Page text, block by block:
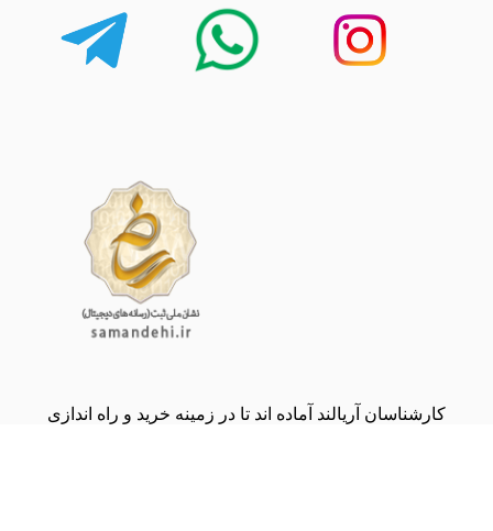
کارشناسان آریالند آماده اند تا در زمینه خرید و راه اندازی